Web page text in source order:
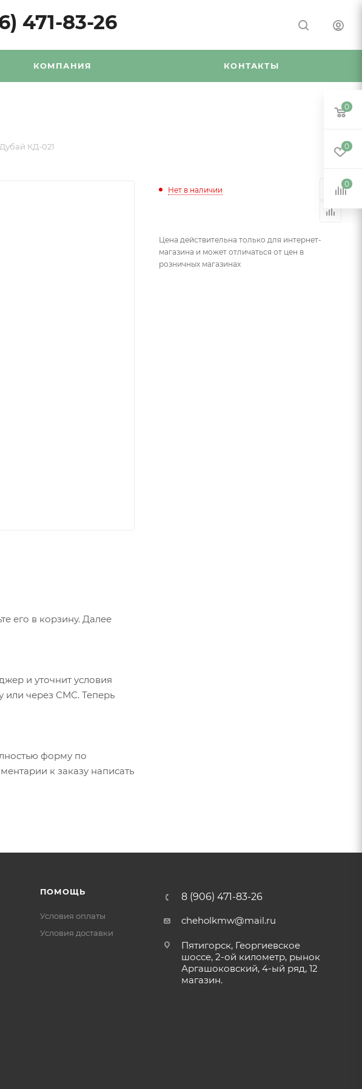
471-83-26
КОМПАНИЯ КОНТАКТЫ
КД-021
его в корзину. Далее
и уточнит условия
или через СМС. Теперь
форму по
к заказу написать
Нет в наличии
Цена действительна только для интернет-
магазина и может отличаться от цен в
розничных магазинах
ПОМОЩЬ
Условия оплаты
Условия доставки
8 (906) 471-83-26
cheholkmw@mail.ru
Пятигорск, Георгиевское
шоссе, 2-ой километр, рынок
Аргашоковский, 4-ый ряд, 12
магазин.
0
0
0